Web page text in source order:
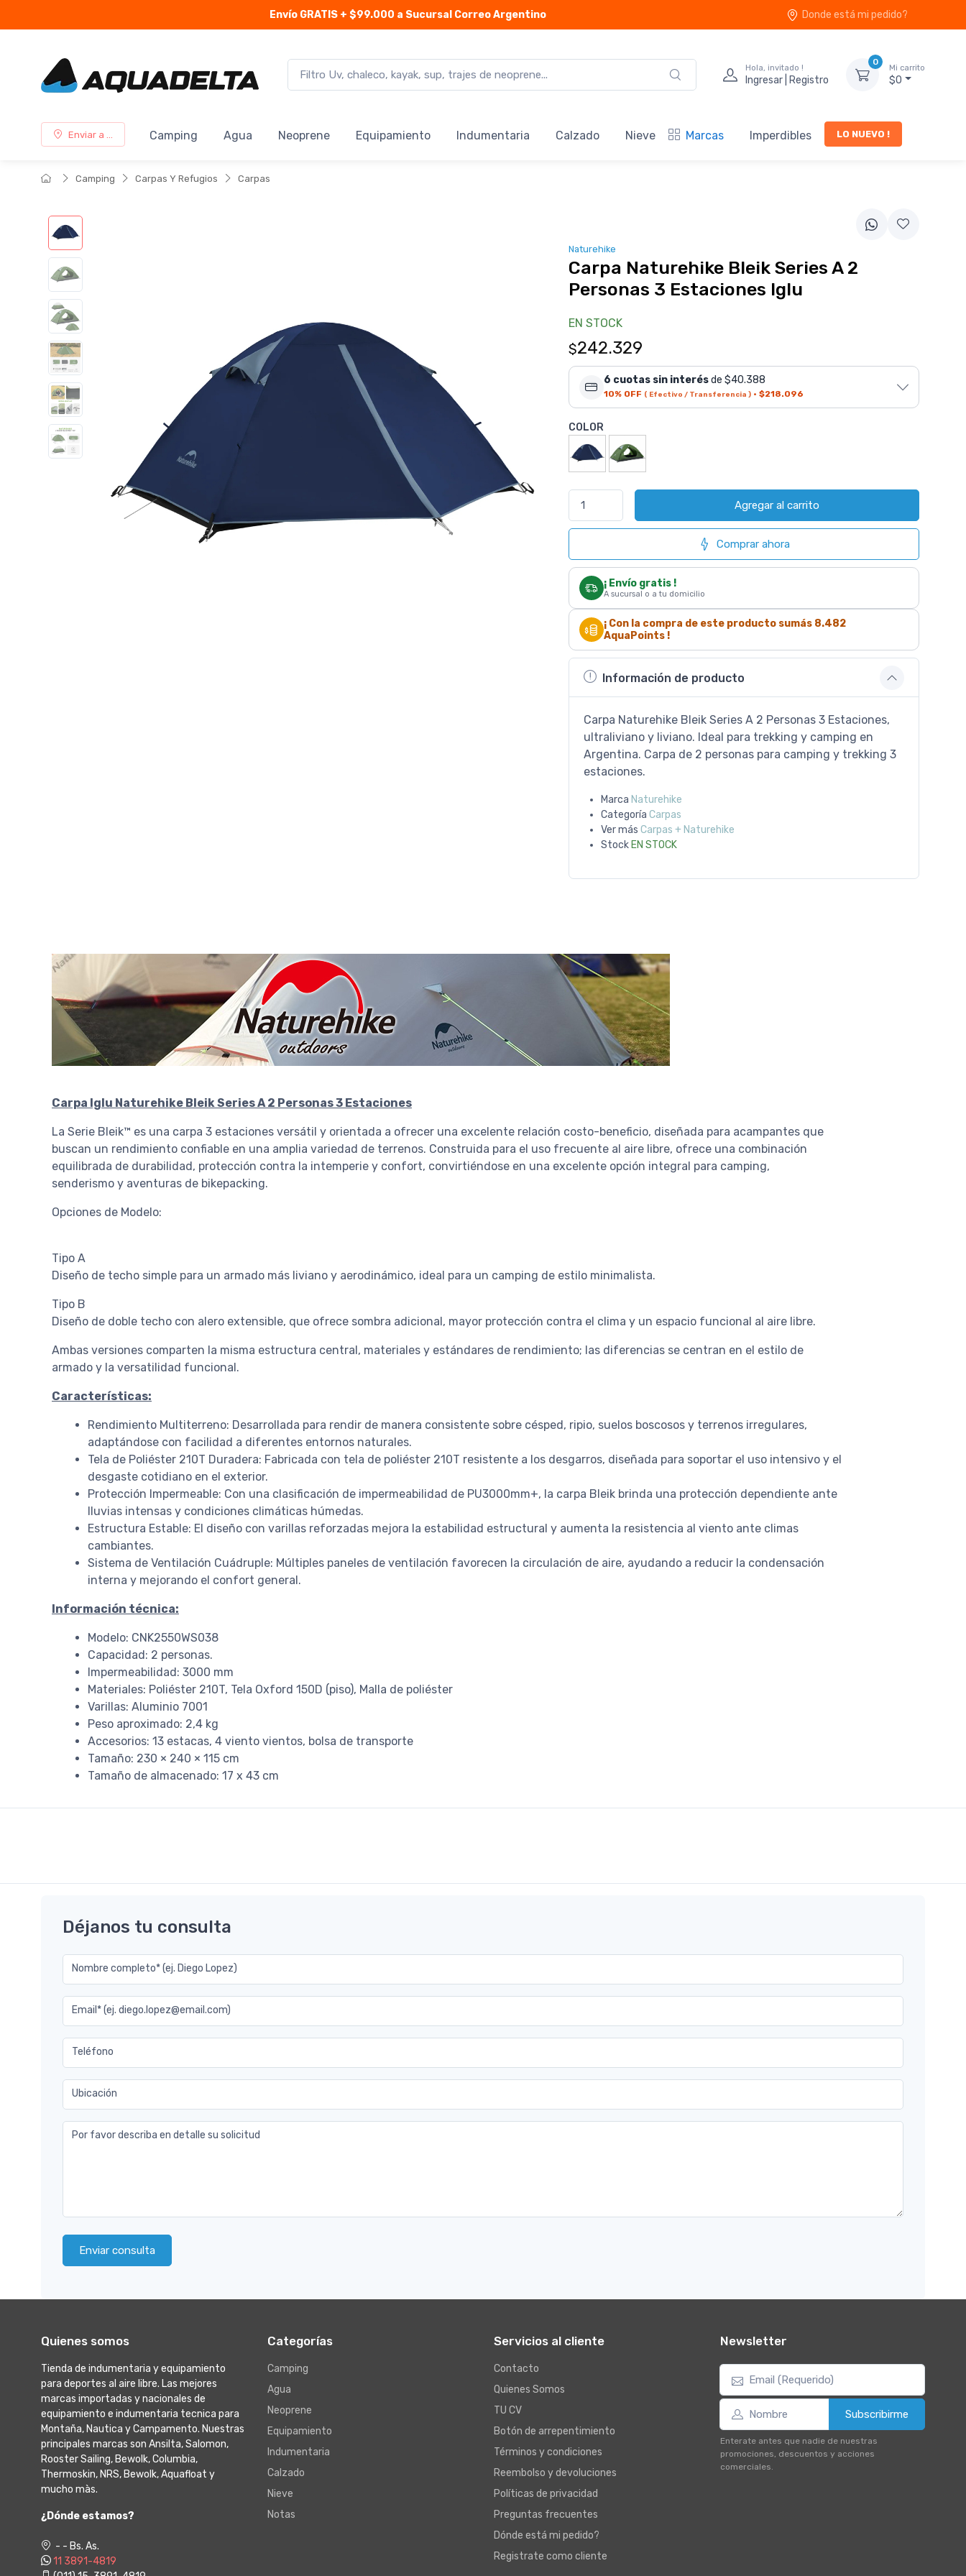
Donde está mi pedido?
Hola, invitado !
Ingresar | Registro
0
Mi carrito
$0
Enviar a ... Camping Agua Neoprene Equipamiento Indumentaria Calzado Nieve Marcas Imperdibles LO NUEVO !
Camping Carpas Y Refugios Carpas
Naturehike
Carpa Naturehike Bleik Series A 2
Personas 3 Estaciones Iglu
EN STOCK
$242.329
6 cuotas sin interésde $40.388
10% OFF ( Efectivo / Transferencia )· $218.096
COLOR
Agregar al carrito
Comprar ahora
¡ Envío gratis !
A sucursal o a tu domicilio
¡ Con la compra de este producto sumás 8.482
AquaPoints !
Información de producto
Carpa Naturehike Bleik Series A 2 Personas 3 Estaciones,
ultraliviano y liviano. Ideal para trekking y camping en
Argentina. Carpa de 2 personas para camping y trekking 3
estaciones.
Marca Naturehike
Categoría Carpas
Ver más Carpas + Naturehike
Stock EN STOCK
Carpa Iglu Naturehike Bleik Series A 2 Personas 3 Estaciones
La Serie Bleik™ es una carpa 3 estaciones versátil y orientada a ofrecer una excelente relación costo-beneficio, diseñada para acampantes que
buscan un rendimiento confiable en una amplia variedad de terrenos. Construida para el uso frecuente al aire libre, ofrece una combinación
equilibrada de durabilidad, protección contra la intemperie y confort, convirtiéndose en una excelente opción integral para camping,
senderismo y aventuras de bikepacking.
Opciones de Modelo:
Tipo A
Diseño de techo simple para un armado más liviano y aerodinámico, ideal para un camping de estilo minimalista.
Tipo B
Diseño de doble techo con alero extensible, que ofrece sombra adicional, mayor protección contra el clima y un espacio funcional al aire libre.
Ambas versiones comparten la misma estructura central, materiales y estándares de rendimiento; las diferencias se centran en el estilo de
armado y la versatilidad funcional.
Características:
Rendimiento Multiterreno: Desarrollada para rendir de manera consistente sobre césped, ripio, suelos boscosos y terrenos irregulares,
adaptándose con facilidad a diferentes entornos naturales.
Tela de Poliéster 210T Duradera: Fabricada con tela de poliéster 210T resistente a los desgarros, diseñada para soportar el uso intensivo y el
desgaste cotidiano en el exterior.
Protección Impermeable: Con una clasificación de impermeabilidad de PU3000mm+, la carpa Bleik brinda una protección dependiente ante
lluvias intensas y condiciones climáticas húmedas.
Estructura Estable: El diseño con varillas reforzadas mejora la estabilidad estructural y aumenta la resistencia al viento ante climas
cambiantes.
Sistema de Ventilación Cuádruple: Múltiples paneles de ventilación favorecen la circulación de aire, ayudando a reducir la condensación
interna y mejorando el confort general.
Información técnica:
Modelo: CNK2550WS038
Capacidad: 2 personas.
Impermeabilidad: 3000 mm
Materiales: Poliéster 210T, Tela Oxford 150D (piso), Malla de poliéster
Varillas: Aluminio 7001
Peso aproximado: 2,4 kg
Accesorios: 13 estacas, 4 viento vientos, bolsa de transporte
Tamaño: 230 × 240 × 115 cm
Tamaño de almacenado: 17 x 43 cm
Déjanos tu consulta
Nombre completo* (ej. Diego Lopez)
Email* (ej. diego.lopez@email.com)
Teléfono
Ubicación
Por favor describa en detalle su solicitud
Enviar consulta
Quienes somos
Tienda de indumentaria y equipamiento
para deportes al aire libre. Las mejores
marcas importadas y nacionales de
equipamiento e indumentaria tecnica para
Montaña, Nautica y Campamento. Nuestras
principales marcas son Ansilta, Salomon,
Rooster Sailing, Bewolk, Columbia,
Thermoskin, NRS, Bewolk, Aquafloat y
mucho màs.
¿Dónde estamos?
- - Bs. As.
11 3891-4819
Categorías
Camping
Agua
Neoprene
Equipamiento
Indumentaria
Calzado
Nieve
Notas
Servicios al cliente
Contacto
Quienes Somos
TU CV
Botón de arrepentimiento
Términos y condiciones
Reembolso y devoluciones
Políticas de privacidad
Preguntas frecuentes
Dónde está mi pedido?
Registrate como cliente
Newsletter
Subscribirme
Enterate antes que nadie de nuestras
promociones, descuentos y acciones
comerciales.